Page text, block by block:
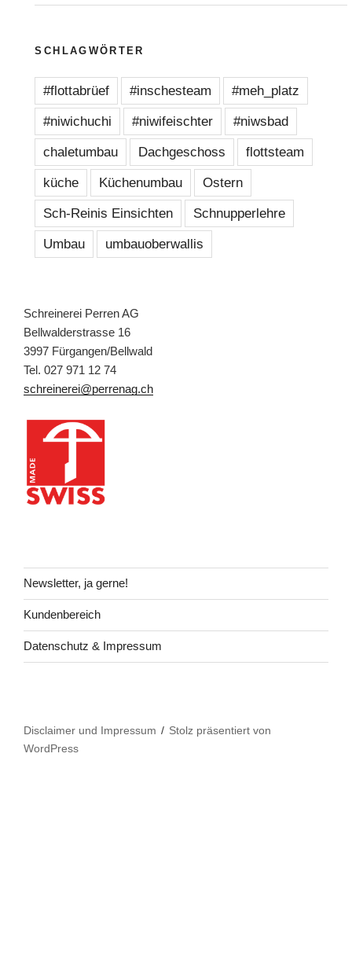
SCHLAGWÖRTER
#flottabrüef #inschesteam #meh_platz
#niwichuchi #niwifeischter #niwsbad
chaletumbau Dachgeschoss flottsteam
küche Küchenumbau Ostern
Sch-Reinis Einsichten Schnupperlehre
Umbau umbauoberwallis
Schreinerei Perren AG
Bellwalderstrasse 16
3997 Fürgangen/Bellwald
Tel. 027 971 12 74
schreinerei@perrenag.ch
Newsletter, ja gerne!
Kundenbereich
Datenschutz & Impressum
Disclaimer und Impressum
Stolz präsentiert von
WordPress